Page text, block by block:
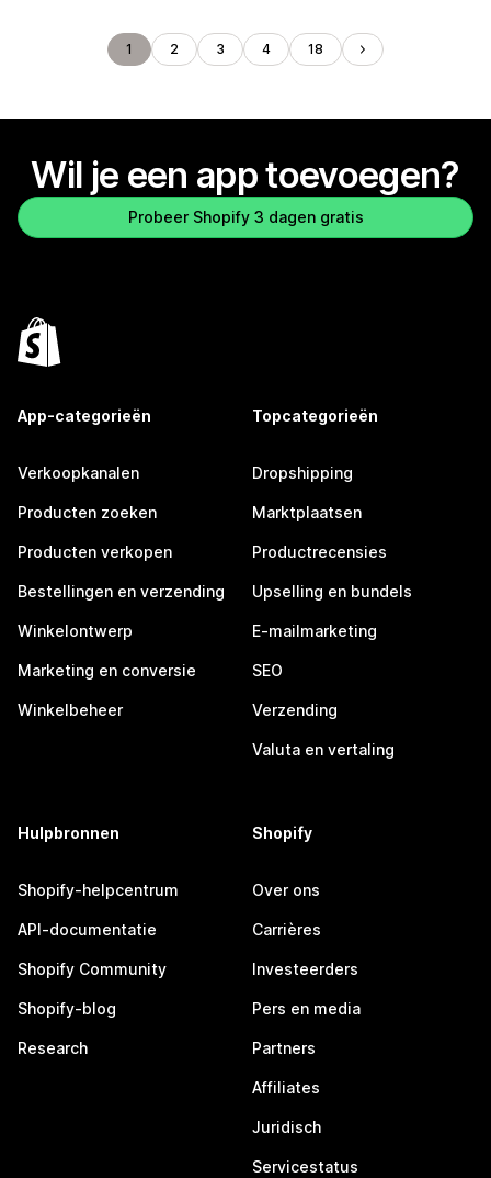
1 2 3 4 18
Wil je een app toevoegen?
Probeer Shopify 3 dagen gratis
App-categorieën
Verkoopkanalen
Producten zoeken
Producten verkopen
Bestellingen en verzending
Winkelontwerp
Marketing en conversie
Winkelbeheer
Topcategorieën
Dropshipping
Marktplaatsen
Productrecensies
Upselling en bundels
E-mailmarketing
SEO
Verzending
Valuta en vertaling
Hulpbronnen
Shopify-helpcentrum
API-documentatie
Shopify Community
Shopify-blog
Research
Shopify
Over ons
Carrières
Investeerders
Pers en media
Partners
Affiliates
Juridisch
Servicestatus